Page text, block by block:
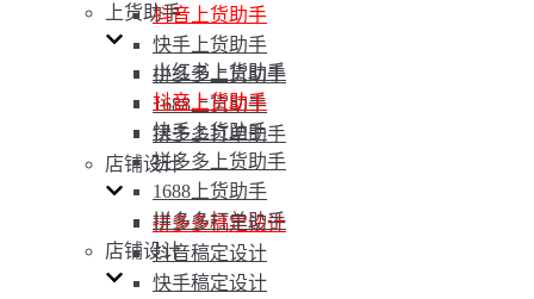
抖音上货助手
快手上货助手
拼多多上货助手
1688上货助手
拼多多打单助手
店铺设计
拼多多稿定设计
抖音稿定设计
快手稿定设计
上货助手
小红书上货助手
抖音上货助手
快手上货助手
拼多多上货助手
1688上货助手
拼多多打单助手
店铺设计